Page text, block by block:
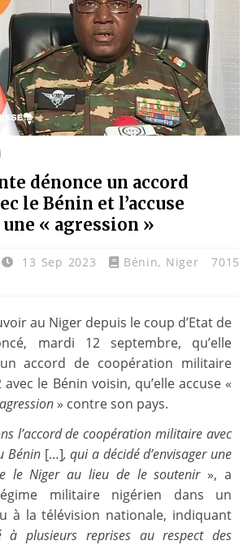
Bénin
dénonce un accord
le Bénin et l’accuse
une « agression »
13 Sep 2023 Bénin, Niger
7015
au Niger depuis le coup d’Etat de
mardi 12 septembre, qu’elle
accord de coopération militaire
le Bénin voisin, qu’elle accuse «
» contre son pays.
l’accord de coopération militaire avec
Bénin […], qui a décidé d’envisager une
le Niger au lieu de le soutenir», a
militaire nigérien dans un
à la télévision nationale, indiquant
à plusieurs reprises au respect des